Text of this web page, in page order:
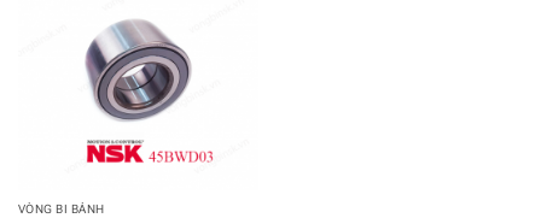
VÒNG BI BÁNH